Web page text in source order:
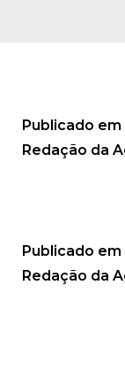
Publicado em
Redação da
Publicado em
Redação da